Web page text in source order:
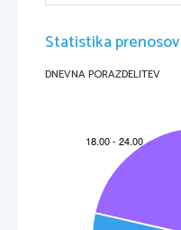
I.  SLUŠNO  RAZUMEVANJE
1. naloga
KLEIDER MACHEN LEUTE!
Statistika prenosov
DNEVNA PORAZDELITEV